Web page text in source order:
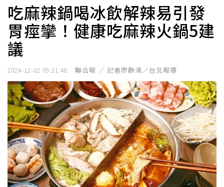
吃麻辣鍋喝冰飲解辣易引發
胃痙攣！健康吃麻辣火鍋5建
議
2024-12-02 09:21:48 聯合報 ／ 記者廖靜清／台北報導